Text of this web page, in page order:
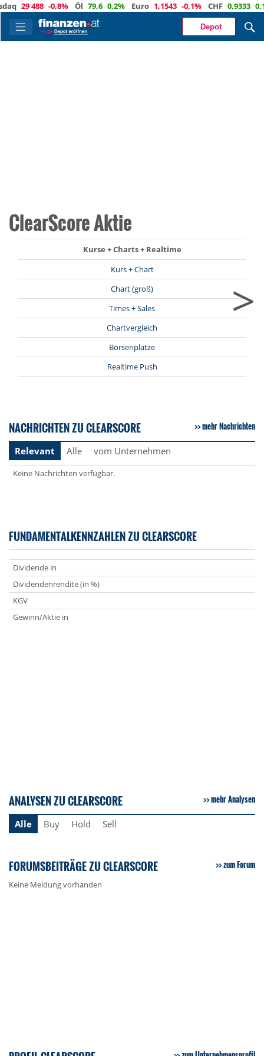
29 488 -0,8% Öl 79,6 0,2% Euro 1,1543 -0,1% CHF 0,9333 0,1%
Depot
ClearScore Aktie
Kurse + Charts + Realtime
Kurs + Chart
Chart (groß)
Times + Sales
Chartvergleich
Börsenplätze
Realtime Push
>
NACHRICHTEN ZU CLEARSCORE mehr Nachrichten
Relevant Alle vom Unternehmen
Keine Nachrichten verfügbar.
FUNDAMENTALKENNZAHLEN ZU CLEARSCORE
Dividende in
Dividendenrendite (in %)
KGV
Gewinn/Aktie in
ANALYSEN ZU CLEARSCORE mehr Analysen
Alle Buy Hold Sell
FORUMSBEITRÄGE ZU CLEARSCORE zum Forum
Keine Meldung vorhanden